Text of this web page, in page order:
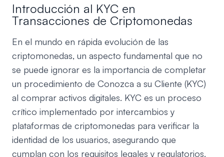
Introducción al KYC en
Transacciones de Criptomonedas
En el mundo en rápida evolución de las
criptomonedas, un aspecto fundamental que no
se puede ignorar es la importancia de completar
un procedimiento de Conozca a su Cliente (KYC)
al comprar activos digitales. KYC es un proceso
crítico implementado por intercambios y
plataformas de criptomonedas para verificar la
identidad de los usuarios, asegurando que
cumplan con los requisitos legales y regulatorios.